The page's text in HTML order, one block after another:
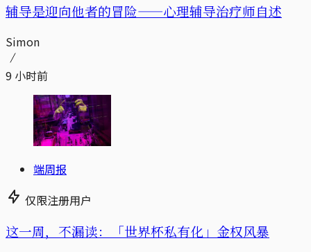
辅导是迎向他者的冒险——心理辅导治疗师自述
Simon
9 小时前
端周报
仅限注册用户
这一周，不漏读：「世界杯私有化」金权风暴